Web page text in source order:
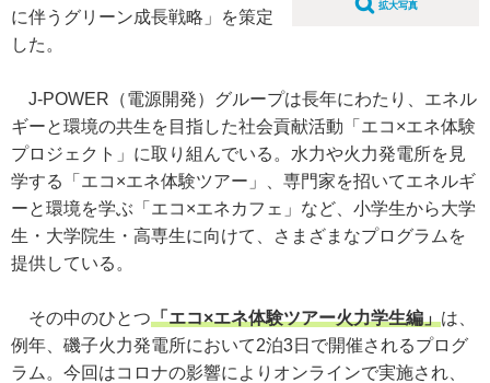
拡大写真
に伴うグリーン成長戦略」を策定
した。
J-POWER（電源開発）グループは長年にわたり、エネル
ギーと環境の共生を目指した社会貢献活動「エコ×エネ体験
プロジェクト」に取り組んでいる。水力や火力発電所を見
学する「エコ×エネ体験ツアー」、専門家を招いてエネルギ
ーと環境を学ぶ「エコ×エネカフェ」など、小学生から大学
生・大学院生・高専生に向けて、さまざまなプログラムを
提供している。
その中のひとつ「エコ×エネ体験ツアー火力学生編」は、
例年、磯子火力発電所において2泊3日で開催されるプログ
ラム。今回はコロナの影響によりオンラインで実施され、